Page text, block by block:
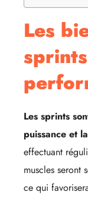
Les
Les sprints
puissance et
effectuant
muscles seront
ce qui